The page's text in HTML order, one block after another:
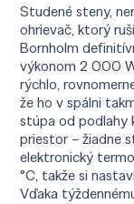
Studené steny,
ohrievač, ktorý
Bornholm
výkonom 2 000
rýchlo,
že ho v spálni
stúpa od podlahy
priestor – žiadne
elektronický
°C, takže si
Vďaka